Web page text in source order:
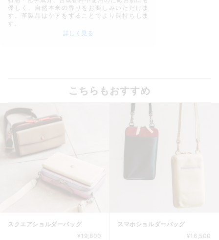
優しく、自然本来の香りをお楽しみいただけま
す。革製品はケアをすることでより長持ちしま
す。
詳しく見る
こちらもおすすめ
スクエアショルダーバッグ
¥19,800
スマホショルダーバッグ
¥16,500